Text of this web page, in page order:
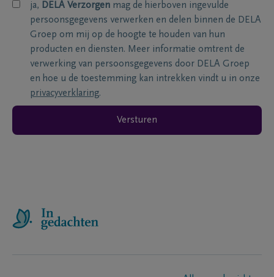
ja, DELA Verzorgen mag de hierboven ingevulde
persoonsgegevens verwerken en delen binnen de DELA
Groep om mij op de hoogte te houden van hun
producten en diensten. Meer informatie omtrent de
verwerking van persoonsgegevens door DELA Groep
en hoe u de toestemming kan intrekken vindt u in onze
privacyverklaring.
Versturen